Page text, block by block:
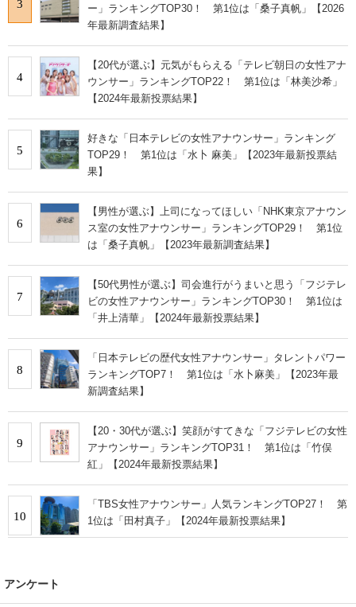
3
ー」ランキングTOP30！ 第1位は「桑子真帆」【2026
年最新調査結果】
4
【20代が選ぶ】元気がもらえる「テレビ朝日の女性アナ
ウンサー」ランキングTOP22！ 第1位は「林美沙希」
【2024年最新投票結果】
5
好きな「日本テレビの女性アナウンサー」ランキング
TOP29！ 第1位は「水卜 麻美」【2023年最新投票結
果】
6
【男性が選ぶ】上司になってほしい「NHK東京アナウン
ス室の女性アナウンサー」ランキングTOP29！ 第1位
は「桑子真帆」【2023年最新調査結果】
7
【50代男性が選ぶ】司会進行がうまいと思う「フジテレ
ビの女性アナウンサー」ランキングTOP30！ 第1位は
「井上清華」【2024年最新投票結果】
8
「日本テレビの歴代女性アナウンサー」タレントパワー
ランキングTOP7！ 第1位は「水卜麻美」【2023年最
新調査結果】
9
【20・30代が選ぶ】笑顔がすてきな「フジテレビの女性
アナウンサー」ランキングTOP31！ 第1位は「竹俣
紅」【2024年最新投票結果】
10
「TBS女性アナウンサー」人気ランキングTOP27！ 第
1位は「田村真子」【2024年最新投票結果】
アンケート